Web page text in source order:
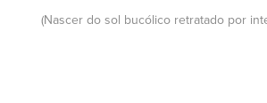
(Nascer do sol bucólico retratado por